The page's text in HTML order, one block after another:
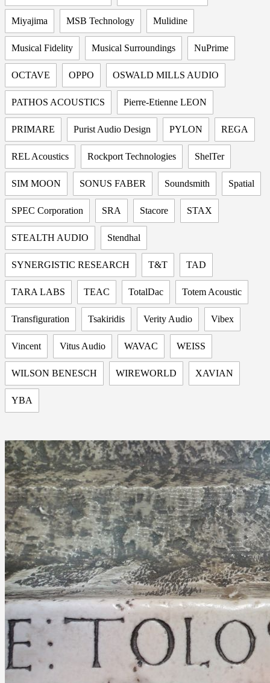
Miyajima MSB Technology Mulidine
Musical Fidelity Musical Surroundings NuPrime
OCTAVE OPPO OSWALD MILLS AUDIO
PATHOS ACOUSTICS Pierre-Etienne LEON
PRIMARE Purist Audio Design PYLON REGA
REL Acoustics Rockport Technologies ShelTer
SIM MOON SONUS FABER Soundsmith Spatial
SPEC Corporation SRA Stacore STAX
STEALTH AUDIO Stendhal
SYNERGISTIC RESEARCH T&T TAD
TARA LABS TEAC TotalDac Totem Acoustic
Transfiguration Tsakiridis Verity Audio Vibex
Vincent Vitus Audio WAVAC WEISS
WILSON BENESCH WIREWORLD XAVIAN
YBA